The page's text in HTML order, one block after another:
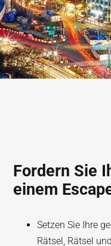
Fordern Sie
einem
Setzen Sie Ihre
Rätsel, Rätsel